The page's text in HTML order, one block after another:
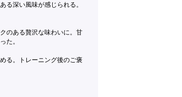
る深い風味が感じられる。
のある贅沢な味わいに。甘
た。
る。トレーニング後のご褒